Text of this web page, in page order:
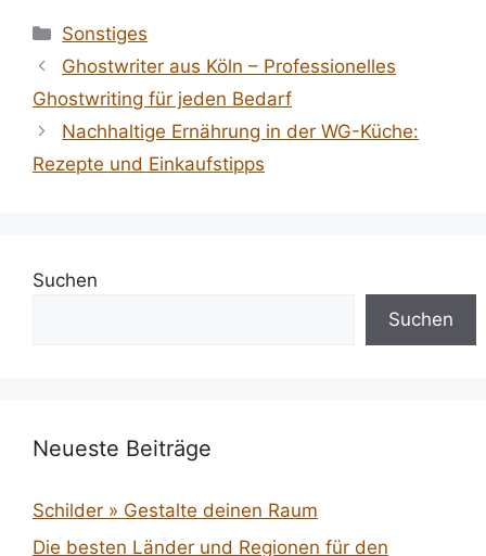
Kategorien
Sonstiges
Ghostwriter aus Köln – Professionelles
Ghostwriting für jeden Bedarf
Nachhaltige Ernährung in der WG-Küche:
Rezepte und Einkaufstipps
Suchen
Suchen
Neueste Beiträge
Schilder » Gestalte deinen Raum
Die besten Länder und Regionen für den